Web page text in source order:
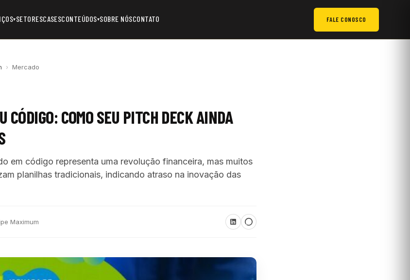
▾SETORESCASESCONTEÚDOS▾SOBRE NÓSCONTATO FALE CONOSCO
› Mercado
CÓDIGO: COMO SEU PITCH DECK AINDA
em código representa uma revolução financeira, mas muitos
planilhas tradicionais, indicando atraso na inovação das
Maximum